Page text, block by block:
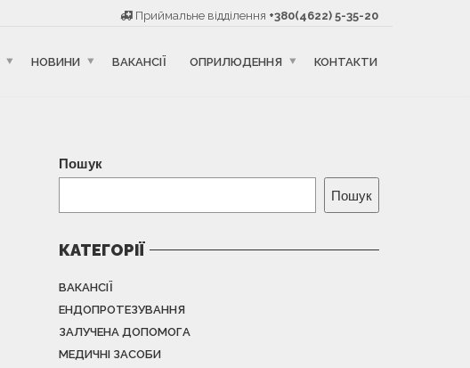
Приймальне відділення +380(4622) 5-35-20
НОВИНИ ВАКАНСІЇ ОПРИЛЮДЕННЯ КОНТАКТИ
Пошук
Пошук
КАТЕГОРІЇ
ВАКАНСІЇ
ЕНДОПРОТЕЗУВАННЯ
ЗАЛУЧЕНА ДОПОМОГА
МЕДИЧНІ ЗАСОБИ